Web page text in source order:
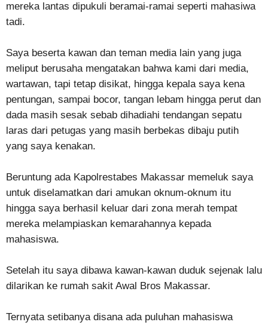
mereka lantas dipukuli beramai-ramai seperti mahasiwa
tadi.
Saya beserta kawan dan teman media lain yang juga
meliput berusaha mengatakan bahwa kami dari media,
wartawan, tapi tetap disikat, hingga kepala saya kena
pentungan, sampai bocor, tangan lebam hingga perut dan
dada masih sesak sebab dihadiahi tendangan sepatu
laras dari petugas yang masih berbekas dibaju putih
yang saya kenakan.
Beruntung ada Kapolrestabes Makassar memeluk saya
untuk diselamatkan dari amukan oknum-oknum itu
hingga saya berhasil keluar dari zona merah tempat
mereka melampiaskan kemarahannya kepada
mahasiswa.
Setelah itu saya dibawa kawan-kawan duduk sejenak lalu
dilarikan ke rumah sakit Awal Bros Makassar.
Ternyata setibanya disana ada puluhan mahasiswa